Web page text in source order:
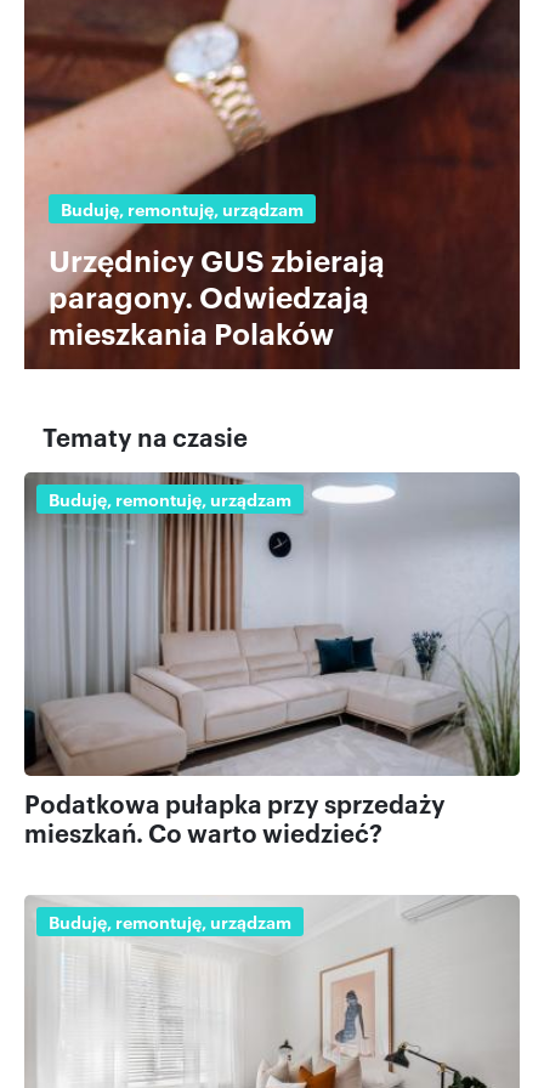
Partnerzy mogą połączyć te informacje z innymi danymi
otrzymanymi od Ciebie lub uzyskanymi podczas
korzystania z ich usług.
Buduję, remontuję, urządzam
Urzędnicy GUS zbierają
paragony. Odwiedzają
mieszkania Polaków
Tematy na czasie
Buduję, remontuję, urządzam
Podatkowa pułapka przy sprzedaży
mieszkań. Co warto wiedzieć?
Buduję, remontuję, urządzam